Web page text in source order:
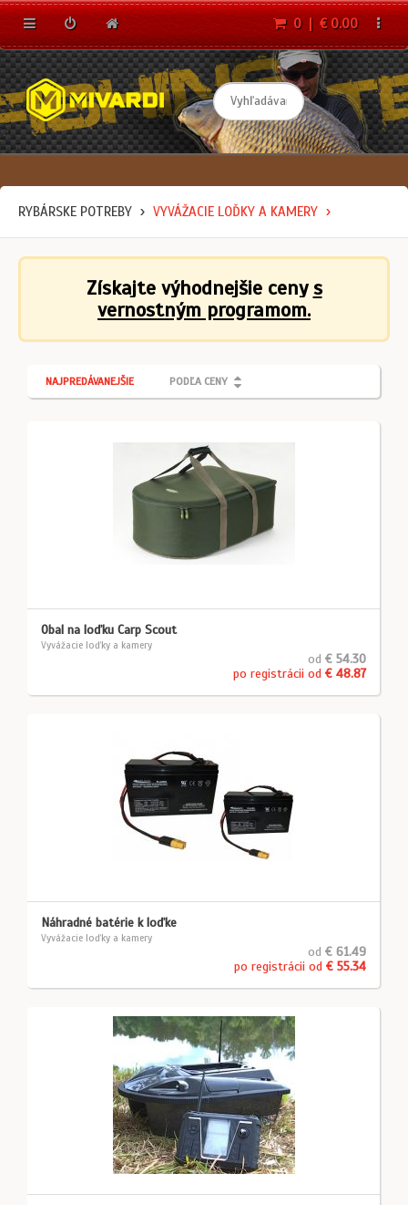
0 | € 0.00
RYBÁRSKE POTREBY VYVÁŽACIE LOĎKY A KAMERY
Získajte výhodnejšie cenys
vernostným programom.
NAJPREDÁVANEJŠIE PODĽA CENY
Obal na loďku Carp Scout
Vyvážacie loďky a kamery
od € 54.30
po registrácii od € 48.87
Náhradné batérie k loďke
Vyvážacie loďky a kamery
od € 61.49
po registrácii od € 55.34